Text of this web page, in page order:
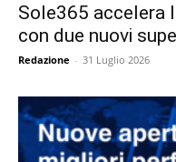
Sole365 accelera
con due nuovi
Redazione - 31 Luglio 2026